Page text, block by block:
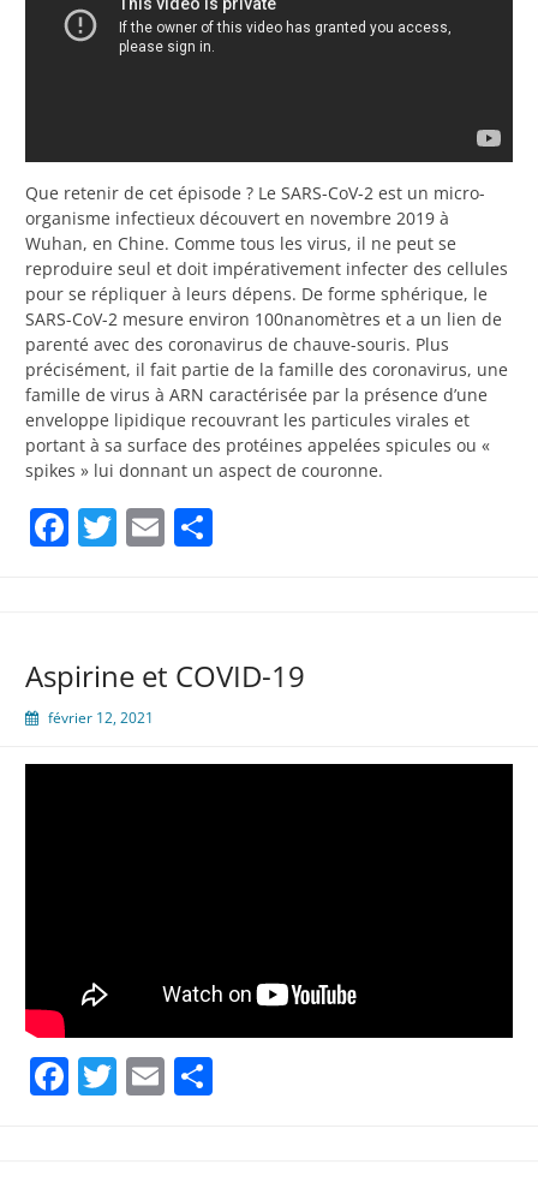
Que retenir de cet épisode ? Le SARS-CoV-2 est un micro-
organisme infectieux découvert en novembre 2019 à
Wuhan, en Chine. Comme tous les virus, il ne peut se
reproduire seul et doit impérativement infecter des cellules
pour se répliquer à leurs dépens. De forme sphérique, le
SARS-CoV-2 mesure environ 100nanomètres et a un lien de
parenté avec des coronavirus de chauve-souris. Plus
précisément, il fait partie de la famille des coronavirus, une
famille de virus à ARN caractérisée par la présence d’une
enveloppe lipidique recouvrant les particules virales et
portant à sa surface des protéines appelées spicules ou «
spikes » lui donnant un aspect de couronne.
Facebook
Twitter
Email
Aspirine et COVID-19
février 12, 2021
Facebook
Twitter
Email